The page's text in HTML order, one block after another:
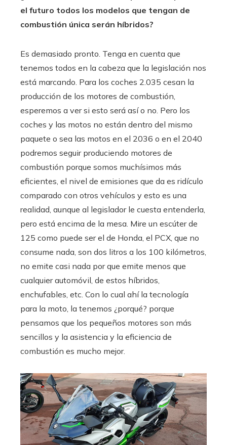
el futuro todos los modelos que tengan de
combustión única serán híbridos?
Es demasiado pronto. Tenga en cuenta que
tenemos todos en la cabeza que la legislación nos
está marcando. Para los coches 2.035 cesan la
producción de los motores de combustión,
esperemos a ver si esto será así o no. Pero los
coches y las motos no están dentro del mismo
paquete o sea las motos en el 2036 o en el 2040
podremos seguir produciendo motores de
combustión porque somos muchísimos más
eficientes, el nivel de emisiones que da es ridículo
comparado con otros vehículos y esto es una
realidad, aunque al legislador le cuesta entenderla,
pero está encima de la mesa. Mire un escúter de
125 como puede ser el de Honda, el PCX, que no
consume nada, son dos litros a los 100 kilómetros,
no emite casi nada por que emite menos que
cualquier automóvil, de estos híbridos,
enchufables, etc. Con lo cual ahí la tecnología
para la moto, la tenemos ¿porqué? porque
pensamos que los pequeños motores son más
sencillos y la asistencia y la eficiencia de
combustión es mucho mejor.